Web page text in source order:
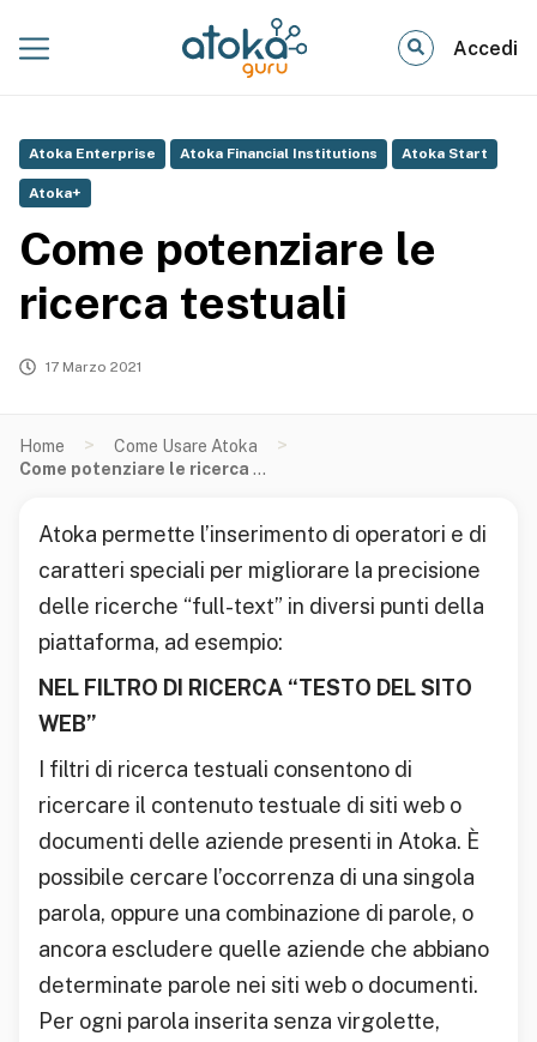
Accedi
Atoka Enterprise Atoka Financial Institutions Atoka Start
Atoka+
Come potenziare le
ricerca testuali
17 Marzo 2021
Home > Come Usare Atoka >
Come potenziare le ricerca testuali
Atoka permette l’inserimento di operatori e di
caratteri speciali per migliorare la precisione
delle ricerche “full-text” in diversi punti della
piattaforma, ad esempio:
NEL FILTRO DI RICERCA “TESTO DEL SITO
WEB”
I filtri di ricerca testuali consentono di
ricercare il contenuto testuale di siti web o
documenti delle aziende presenti in Atoka. È
possibile cercare l’occorrenza di una singola
parola, oppure una combinazione di parole, o
ancora escludere quelle aziende che abbiano
determinate parole nei siti web o documenti.
Per ogni parola inserita senza virgolette,